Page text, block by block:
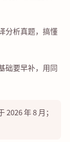
分析真题，搞懂
础要早补，用同
年 8 月；